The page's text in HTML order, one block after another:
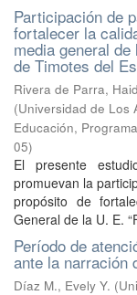
Participación de
fortalecer la
media general
de Timotes del
Rivera de Parra,
(Universidad de Los
Educación,
05)
El presente
promuevan la
propósito de
General de la U. E.
Período de
ante la narración
Díaz M., Evely Y. (